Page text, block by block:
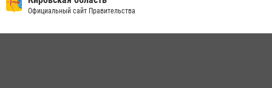
22 июля 2026, 14:51 1 2
Официальный сайт Правительства